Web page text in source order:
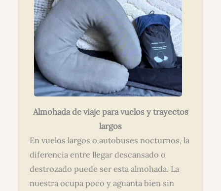
Almohada de viaje para vuelos y trayectos
largos
En vuelos largos o autobuses nocturnos, la
diferencia entre llegar descansado o
destrozado puede ser esta almohada. La
nuestra ocupa poco y aguanta bien sin